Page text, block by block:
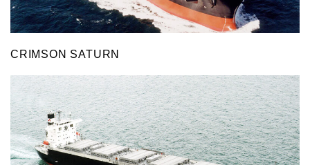
CRIMSON SATURN